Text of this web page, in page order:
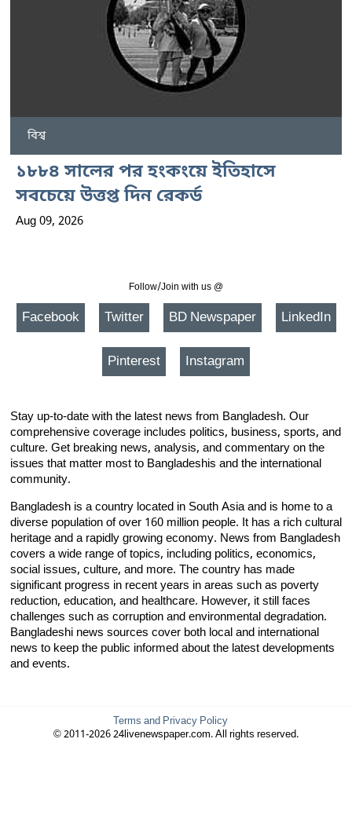
বিশ্ব
১৮৮৪ সালের পর হংকংয়ে ইতিহাসে
সবচেয়ে উত্তপ্ত দিন রেকর্ড
Aug 09, 2026
Follow/Join with us @
Facebook Twitter BD Newspaper LinkedIn
Pinterest Instagram
Stay up-to-date with the latest news from Bangladesh. Our
comprehensive coverage includes politics, business, sports, and
culture. Get breaking news, analysis, and commentary on the
issues that matter most to Bangladeshis and the international
community.
Bangladesh is a country located in South Asia and is home to a
diverse population of over 160 million people. It has a rich cultural
heritage and a rapidly growing economy. News from Bangladesh
covers a wide range of topics, including politics, economics,
social issues, culture, and more. The country has made
significant progress in recent years in areas such as poverty
reduction, education, and healthcare. However, it still faces
challenges such as corruption and environmental degradation.
Bangladeshi news sources cover both local and international
news to keep the public informed about the latest developments
and events.
Terms and Privacy Policy
© 2011-2026 24livenewspaper.com. All rights reserved.